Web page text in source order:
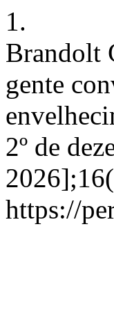
1.
Brandolt
gente
2º de
https://